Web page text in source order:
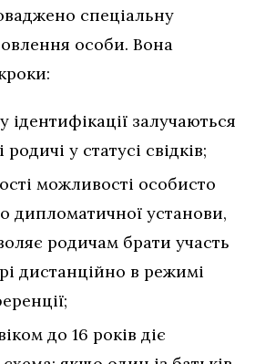
спеціальну
особи. Вона
ідентифікації залучаються
у статусі свідків;
можливості особисто
дипломатичної установи,
родичам брати участь
дистанційно в режимі
до 16 років діє